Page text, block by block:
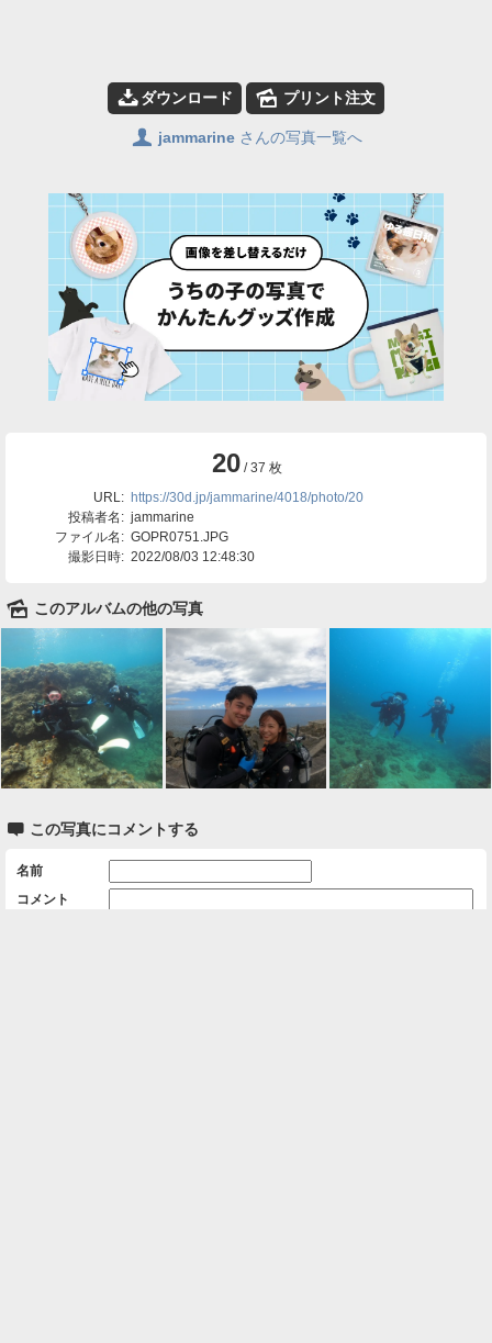
📥ダウンロード 🌄 プリント注文
👤 jammarineさんの写真一覧へ
20/ 37 枚
URL: https://30d.jp/jammarine/4018/photo/20
投稿者名: jammarine
ファイル名: GOPR0751.JPG
撮影日時: 2022/08/03 12:48:30
🌄 このアルバムの他の写真
 この写真にコメントする
名前
コメント